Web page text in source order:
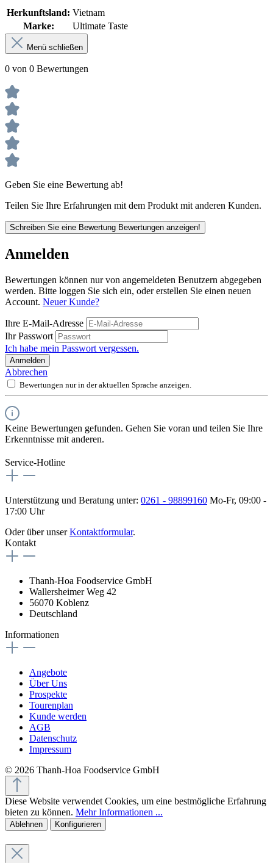
Herkunftsland: Vietnam
Marke:
Ultimate Taste
Menü schließen
0 von 0 Bewertungen
Geben Sie eine Bewertung ab!
Teilen Sie Ihre Erfahrungen mit dem Produkt mit anderen Kunden.
Schreiben Sie eine Bewertung Bewertungen anzeigen!
Anmelden
Bewertungen können nur von angemeldeten Benutzern abgegeben
werden. Bitte loggen Sie sich ein, oder erstellen Sie einen neuen
Account. Neuer Kunde?
Ihre E-Mail-Adresse
Ihr Passwort
Ich habe mein Passwort vergessen.
Anmelden
Abbrechen
Bewertungen nur in der aktuellen Sprache anzeigen.
Keine Bewertungen gefunden. Gehen Sie voran und teilen Sie Ihre
Erkenntnisse mit anderen.
Service-Hotline
Unterstützung und Beratung unter: 0261 - 98899160 Mo-Fr, 09:00 -
17:00 Uhr
Oder über unserKontaktformular.
Kontakt
Thanh-Hoa Foodservice GmbH
Wallersheimer Weg 42
56070 Koblenz
Deutschland
Informationen
Angebote
Über Uns
Prospekte
Tourenplan
Kunde werden
AGB
Datenschutz
Impressum
© 2026 Thanh-Hoa Foodservice GmbH
Diese Website verwendet Cookies, um eine bestmögliche Erfahrung
bieten zu können. Mehr Informationen ...
Ablehnen Konfigurieren